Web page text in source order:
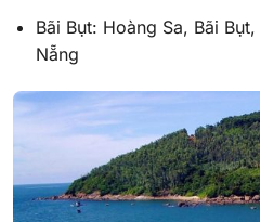
Bãi Bụt: Hoàng Sa, Bãi
Nẵng